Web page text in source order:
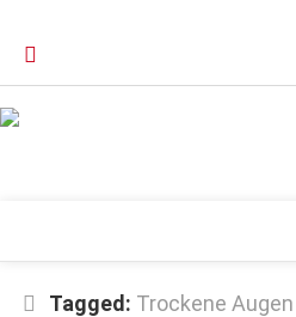
Tagged: Trockene Augen